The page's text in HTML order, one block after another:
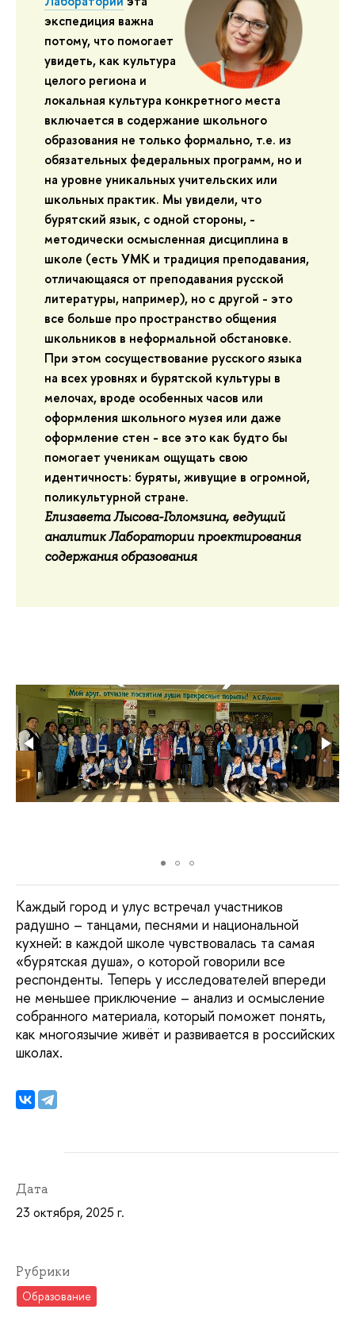
экспедиция важна
потому, что помогает
увидеть, как культура
целого региона и
локальная культура конкретного места
включается в содержание школьного
образования не только формально, т.е. из
обязательных федеральных программ, но и
на уровне уникальных учительских или
школьных практик. Мы увидели, что
бурятский язык, с одной стороны, -
методически осмысленная дисциплина в
школе (есть УМК и традиция преподавания,
отличающаяся от преподавания русской
литературы, например), но с другой - это
все больше про пространство общения
школьников в неформальной обстановке.
При этом сосуществование русского языка
на всех уровнях и бурятской культуры в
мелочах, вроде особенных часов или
оформления школьного музея или даже
оформление стен - все это как будто бы
помогает ученикам ощущать свою
идентичность: буряты, живущие в огромной,
поликультурной стране.
Елизавета Лысова-Голомзина, ведущий
аналитик Лаборатории проектирования
содержания образования
Каждый город и улус встречал участников
радушно – танцами, песнями и национальной
кухней: в каждой школе чувствовалась та самая
«бурятская душа», о которой говорили все
респонденты. Теперь у исследователей впереди
не меньшее приключение – анализ и осмысление
собранного материала, который поможет понять,
как многоязычие живёт и развивается в российских
школах.
Дата
23 октября, 2025 г.
Рубрики
Образование